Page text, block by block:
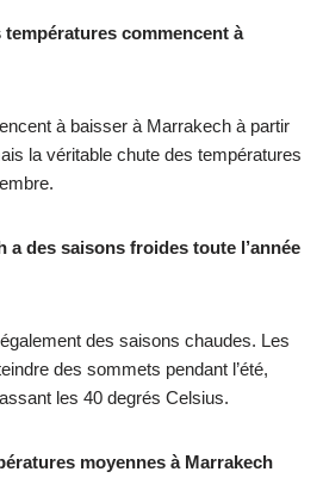
températures commencent à
à baisser à Marrakech à partir
la véritable chute des températures
a des saisons froides toute l’année
des saisons chaudes. Les
des sommets pendant l’été,
les 40 degrés Celsius.
moyennes à Marrakech